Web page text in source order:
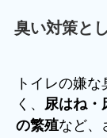
臭い対策と
トイレの嫌
く、 尿はね・
の繁殖など、